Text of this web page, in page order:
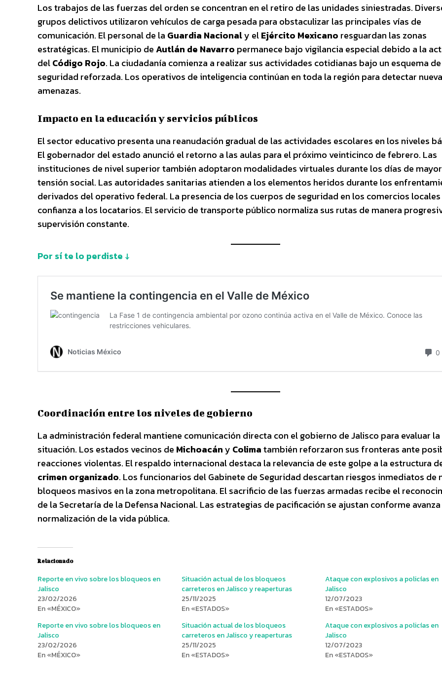
Los trabajos de las fuerzas del orden se concentran en el retiro de las unidades siniestradas.
grupos delictivos utilizaron vehículos de carga pesada para obstaculizar las principales vías de
comunicación. El personal de la Guardia Nacionaly elEjército Mexicano resguardan las zonas
estratégicas. El municipio deAutlán de Navarro permanece bajo vigilancia especial debido a la
delCódigo Rojo. La ciudadanía comienza a realizar sus actividades cotidianas bajo un esquema de
seguridad reforzada. Los operativos de inteligencia continúan en toda la región para detectar
amenazas.
Impacto en la educación y servicios públicos
El sector educativo presenta una reanudación gradual de las actividades escolares en los niveles
El gobernador del estado anunció el retorno a las aulas para el próximo veinticinco de febrero. Las
instituciones de nivel superior también adoptaron modalidades virtuales durante los días de mayor
tensión social. Las autoridades sanitarias atienden a los elementos heridos durante los
derivados del operativo federal. La presencia de los cuerpos de seguridad en los comercios
confianza a los locatarios. El servicio de transporte público normaliza sus rutas de manera
supervisión constante.
Por sí te lo perdiste ↓
Coordinación entre los niveles de gobierno
La administración federal mantiene comunicación directa con el gobierno de Jalisco para evaluar la
situación. Los estados vecinos de Michoacány Colimatambién reforzaron sus fronteras ante
reacciones violentas. El respaldo internacional destaca la relevancia de este golpe a la estructura
crimen organizado. Los funcionarios del Gabinete de Seguridad descartan riesgos inmediatos de
bloqueos masivos en la zona metropolitana. El sacrificio de las fuerzas armadas recibe el
de la Secretaría de la Defensa Nacional. Las estrategias de pacificación se ajustan conforme
normalización de la vida pública.
Relacionado
Reporte en vivo sobre los bloqueos en
Jalisco
23/02/2026
En «MÉXICO»
Situación actual de los bloqueos
carreteros en Jalisco y reaperturas
25/11/2025
En «ESTADOS»
Ataque con explosivos a policías en
Jalisco
12/07/2023
En «ESTADOS»
Reporte en vivo sobre los bloqueos en
Jalisco
23/02/2026
En «MÉXICO»
Situación actual de los bloqueos
carreteros en Jalisco y reaperturas
25/11/2025
En «ESTADOS»
Ataque con explosivos a policías en
Jalisco
12/07/2023
En «ESTADOS»